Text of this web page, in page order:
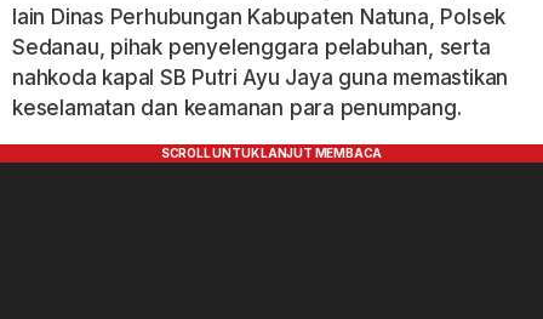
lain Dinas Perhubungan Kabupaten Natuna, Polsek
Sedanau, pihak penyelenggara pelabuhan, serta
nahkoda kapal SB Putri Ayu Jaya guna memastikan
keselamatan dan keamanan para penumpang.